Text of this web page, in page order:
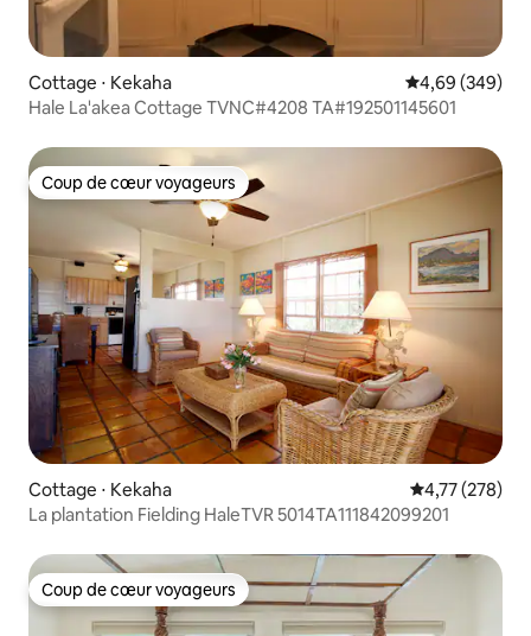
Cottage ⋅ Kekaha Évaluation
4,69 (349)
Hale La'akea Cottage TVNC#4208 TA#192501145601
Coup de cœur voyageurs
Coup de cœur voyageurs
Cottage ⋅ Kekaha Évaluation
4,77 (278)
La plantation Fielding HaleTVR 5014TA111842099201
Coup de cœur voyageurs
Coup de cœur voyageurs